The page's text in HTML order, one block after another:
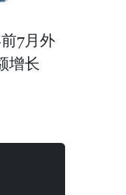
7月外
增长